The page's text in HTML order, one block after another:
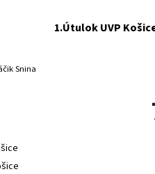
1.Útulok UVP
Snina